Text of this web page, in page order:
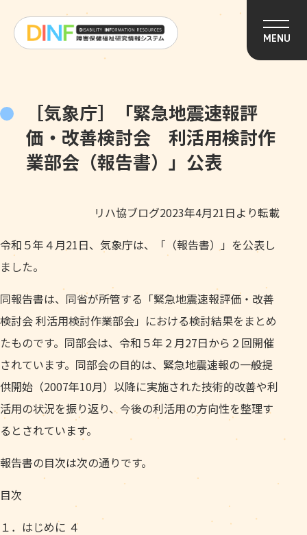
MENU
［気象庁］「緊急地震速報評
価・改善検討会 利活用検討作
業部会（報告書）」公表
リハ協ブログ2023年4月21日より転載
令和５年４月21日、気象庁は、「（報告書）」を公表し
ました。
同報告書は、同省が所管する「緊急地震速報評価・改善
検討会 利活用検討作業部会」における検討結果をまとめ
たものです。同部会は、令和５年２月27日から２回開催
されています。同部会の目的は、緊急地震速報の一般提
供開始（2007年10月）以降に実施された技術的改善や利
活用の状況を振り返り、今後の利活用の方向性を整理す
るとされています。
報告書の目次は次の通りです。
目次
１．はじめに ４